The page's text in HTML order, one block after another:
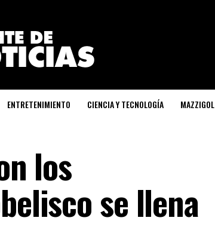
ENTRETENIMIENTO CIENCIA Y TECNOLOGÍA MAZZIGOL
los
se llena